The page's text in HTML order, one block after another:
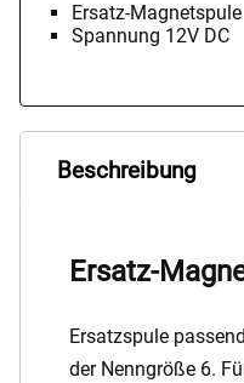
Ersatz-Magnetspule
Spannung 12V DC
Beschreibung
Ersatz-
Ersatzspule
der Nenngröße 6.